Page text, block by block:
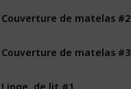
Couverture de matelas #2
Couverture de matelas #3
Linge  de lit #1